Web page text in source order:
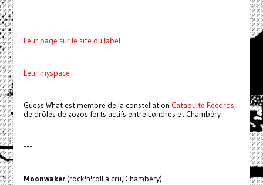
Leur page sur le site du label
Leur myspace
Guess What est membre de la constellation Catapulte Records,
de drôles de zozos forts actifs entre Londres et Chambéry
---
Moonwaker(rock'n'roll à cru, Chambéry)